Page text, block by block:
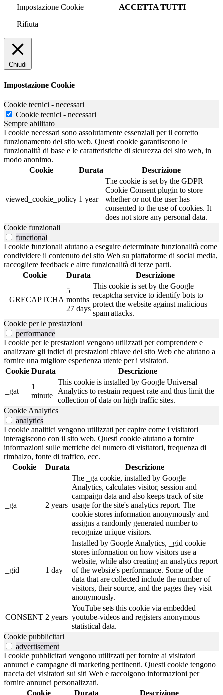
Impostazione Cookie ACCETTA TUTTI
Rifiuta
Chiudi
Impostazione Cookie
Cookie tecnici - necessari
Cookie tecnici - necessari
Sempre abilitato
I cookie necessari sono assolutamente essenziali per il corretto
funzionamento del sito web. Questi cookie garantiscono le
funzionalità di base e le caratteristiche di sicurezza del sito web, in
modo anonimo.
Cookie
Durata Descrizione
viewed_cookie_policy 1 year
The cookie is set by the GDPR
Cookie Consent plugin to store
whether or not the user has
consented to the use of cookies. It
does not store any personal data.
Cookie funzionali
functional
I cookie funzionali aiutano a eseguire determinate funzionalità come
condividere il contenuto del sito Web su piattaforme di social media,
raccogliere feedback e altre funzionalità di terze parti.
Cookie
Durata Descrizione
_GRECAPTCHA
5
months
27 days
This cookie is set by the Google
recaptcha service to identify bots to
protect the website against malicious
spam attacks.
Cookie per le prestazioni
performance
I cookie per le prestazioni vengono utilizzati per comprendere e
analizzare gli indici di prestazioni chiave del sito Web che aiutano a
fornire una migliore esperienza utente per i visitatori.
Cookie Durata Descrizione
_gat
1
minute
This cookie is installed by Google Universal
Analytics to restrain request rate and thus limit the
collection of data on high traffic sites.
Cookie Analytics
analytics
I cookie analitici vengono utilizzati per capire come i visitatori
interagiscono con il sito web. Questi cookie aiutano a fornire
informazioni sulle metriche del numero di visitatori, frequenza di
rimbalzo, fonte di traffico, ecc.
Cookie
Durata Descrizione
_ga 2 years
The _ga cookie, installed by Google
Analytics, calculates visitor, session and
campaign data and also keeps track of site
usage for the site's analytics report. The
cookie stores information anonymously and
assigns a randomly generated number to
recognize unique visitors.
_gid 1 day
Installed by Google Analytics, _gid cookie
stores information on how visitors use a
website, while also creating an analytics report
of the website's performance. Some of the
data that are collected include the number of
visitors, their source, and the pages they visit
anonymously.
CONSENT 2 years
YouTube sets this cookie via embedded
youtube-videos and registers anonymous
statistical data.
Cookie pubblicitari
advertisement
I cookie pubblicitari vengono utilizzati per fornire ai visitatori
annunci e campagne di marketing pertinenti. Questi cookie tengono
traccia dei visitatori sui siti Web e raccolgono informazioni per
fornire annunci personalizzati.
Cookie
Durata Descrizione